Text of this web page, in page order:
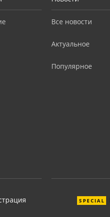
Все новости
Актуальное
Популярное
SPECIAL